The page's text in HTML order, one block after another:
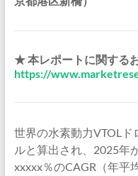
★ 本レポートに関する
https://
世界の水素動力VTOL
ルと算出され、2025年
xxxxx％のCAGR（年平